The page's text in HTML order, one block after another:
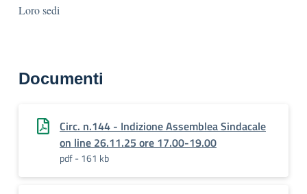
Loro sedi
Documenti
Circ. n.144 - Indizione Assemblea Sindacale
on line 26.11.25 ore 17.00-19.00
pdf - 161 kb